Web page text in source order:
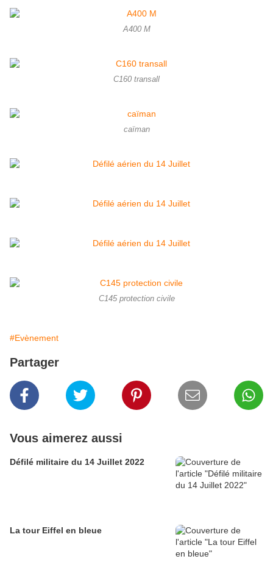
A400 M
C160 transall
caïman
C145 protection civile
#Evènement
Partager
Vous aimerez aussi
Défilé militaire du 14 Juillet 2022
La tour Eiffel en bleue